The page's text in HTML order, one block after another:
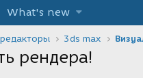
What's new
3ds max
рендера!